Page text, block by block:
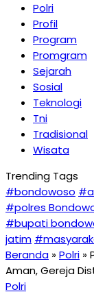
Polri
Profil
Program
Promgram
Sejarah
Sosial
Teknologi
Tni
Tradisional
Wisata
Trending Tags
#bondowoso
#polres
#bupati
jatim
Beranda »Polri »
Aman, Gereja
Polri